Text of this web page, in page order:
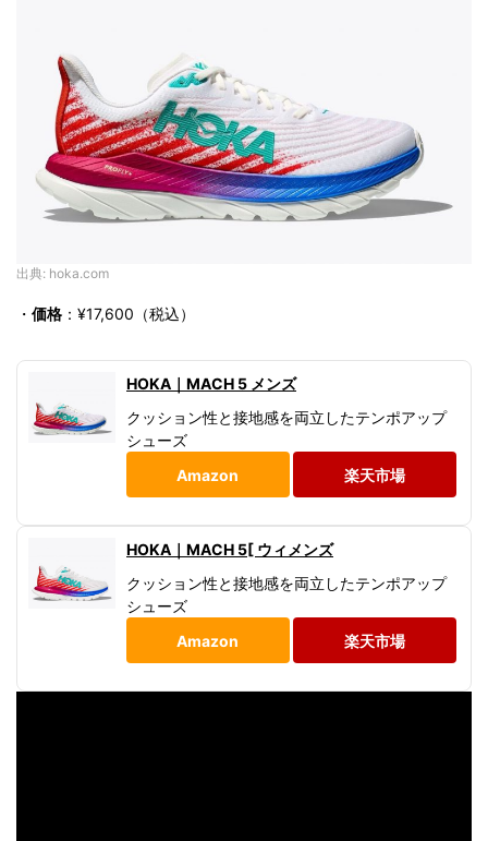
出典: hoka.com
・ 価格 ：¥17,600（税込）
HOKA｜MACH 5 メンズ
クッション性と接地感を両立したテンポアップ
シューズ
Amazon
楽天市場
HOKA｜MACH 5[ ウィメンズ
クッション性と接地感を両立したテンポアップ
シューズ
Amazon
楽天市場